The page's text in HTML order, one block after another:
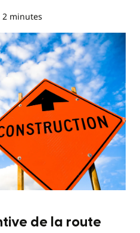
2 minutes
de la route